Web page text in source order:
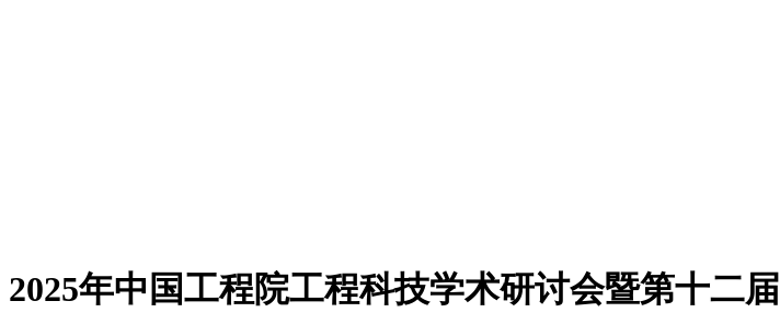
2025年中国工程院工程科技学术研讨会暨第十二届